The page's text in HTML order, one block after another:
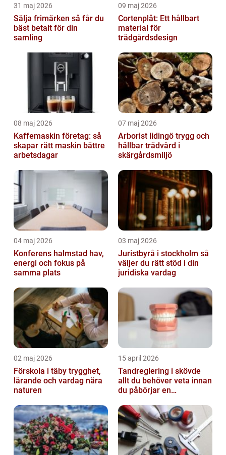
31 maj 2026
Sälja frimärken så får du
bäst betalt för din
samling
09 maj 2026
Cortenplåt: Ett hållbart
material för
trädgårdsdesign
08 maj 2026
Kaffemaskin företag: så
skapar rätt maskin bättre
arbetsdagar
07 maj 2026
Arborist lidingö trygg och
hållbar trädvård i
skärgårdsmiljö
04 maj 2026
Konferens halmstad hav,
energi och fokus på
samma plats
03 maj 2026
Juristbyrå i stockholm så
väljer du rätt stöd i din
juridiska vardag
02 maj 2026
Förskola i täby trygghet,
lärande och vardag nära
naturen
15 april 2026
Tandreglering i skövde
allt du behöver veta innan
du påbörjar en